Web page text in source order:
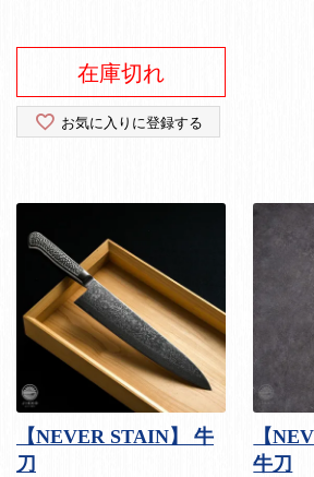
在庫切れ
お気に入りに登録する
【NEVER STAIN】 牛
刀
【
牛刀